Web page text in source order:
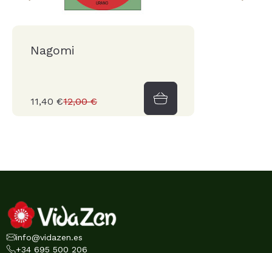
Nagomi
11,40 €12,00 €
info@vidazen.es
+34 695 500 206